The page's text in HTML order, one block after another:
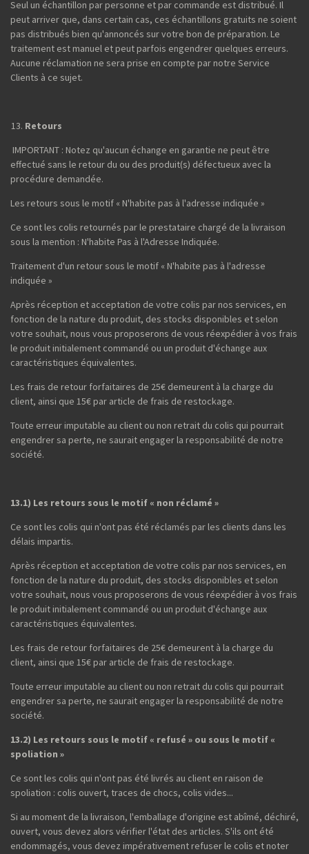
Seul un échantillon par personne et par commande est distribué. Il
peut arriver que, dans certain cas, ces échantillons gratuits ne soient
pas distribués bien qu'annoncés sur votre bon de préparation. Le
traitement est manuel et peut parfois engendrer quelques erreurs.
Aucune réclamation ne sera prise en compte par notre Service
Clients à ce sujet.
Retours
IMPORTANT : Notez qu'aucun échange en garantie ne peut être
effectué sans le retour du ou des produit(s) défectueux avec la
procédure demandée.
Les retours sous le motif « N'habite pas à l'adresse indiquée »
Ce sont les colis retournés par le prestataire chargé de la livraison
sous la mention : N'habite Pas à l'Adresse Indiquée.
Traitement d'un retour sous le motif « N'habite pas à l'adresse
indiquée »
Après réception et acceptation de votre colis par nos services, en
fonction de la nature du produit, des stocks disponibles et selon
votre souhait, nous vous proposerons de vous réexpédier à vos frais
le produit initialement commandé ou un produit d'échange aux
caractéristiques équivalentes.
Les frais de retour forfaitaires de 25€ demeurent à la charge du
client, ainsi que 15€ par article de frais de restockage.
Toute erreur imputable au client ou non retrait du colis qui pourrait
engendrer sa perte, ne saurait engager la responsabilité de notre
société.
13.1) Les retours sous le motif « non réclamé »
Ce sont les colis qui n'ont pas été réclamés par les clients dans les
délais impartis.
Après réception et acceptation de votre colis par nos services, en
fonction de la nature du produit, des stocks disponibles et selon
votre souhait, nous vous proposerons de vous réexpédier à vos frais
le produit initialement commandé ou un produit d'échange aux
caractéristiques équivalentes.
Les frais de retour forfaitaires de 25€ demeurent à la charge du
client, ainsi que 15€ par article de frais de restockage.
Toute erreur imputable au client ou non retrait du colis qui pourrait
engendrer sa perte, ne saurait engager la responsabilité de notre
société.
13.2) Les retours sous le motif « refusé » ou sous le motif «
spoliation »
Ce sont les colis qui n'ont pas été livrés au client en raison de
spoliation : colis ouvert, traces de chocs, colis vides...
Si au moment de la livraison, l'emballage d'origine est abîmé, déchiré,
ouvert, vous devez alors vérifier l'état des articles. S'ils ont été
endommagés, vous devez impérativement refuser le colis et noter